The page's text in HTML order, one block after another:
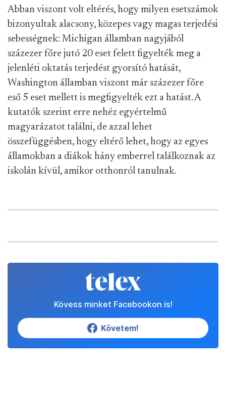
Abban viszont volt eltérés, hogy milyen esetszámok
bizonyultak alacsony, közepes vagy magas terjedési
sebességnek: Michigan államban nagyjából
százezer főre jutó 20 eset felett figyelték meg a
jelenléti oktatás terjedést gyorsító hatását,
Washington államban viszont már százezer főre
eső 5 eset mellett is megfigyelték ezt a hatást. A
kutatók szerint erre nehéz egyértelmű
magyarázatot találni, de azzal lehet
összefüggésben, hogy eltérő lehet, hogy az egyes
államokban a diákok hány emberrel találkoznak az
iskolán kívül, amikor otthonról tanulnak.
Kövess minket Facebookon is!
Követem!